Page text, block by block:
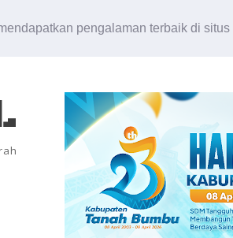
pengalaman terbaik di situs